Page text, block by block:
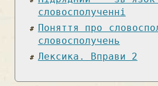
словосполученні
Поняття про
словосполучень
Лексика. Вправи 2